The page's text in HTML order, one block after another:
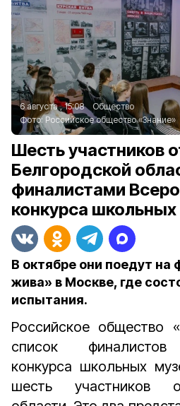
6 августа , 15:08
Общество
Фото: Российское общество «Знание»
Шесть участников
Белгородской
финалистами
конкурса
В октябре они поедут
жива» в Москве, где
испытания.
Российское общество
список финалистов
конкурса школьных
шесть участников